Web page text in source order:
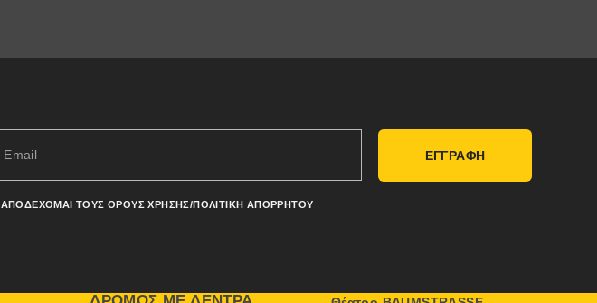
ΑΠΟΔΈΧΟΜΑΙ ΤΟΥΣ ΌΡΟΥΣ ΧΡΉΣΗΣ/ΠΟΛΙΤΙΚΉ ΑΠΟΡΡΉΤΟΥ
ΕΓΓΡΑΦΗ